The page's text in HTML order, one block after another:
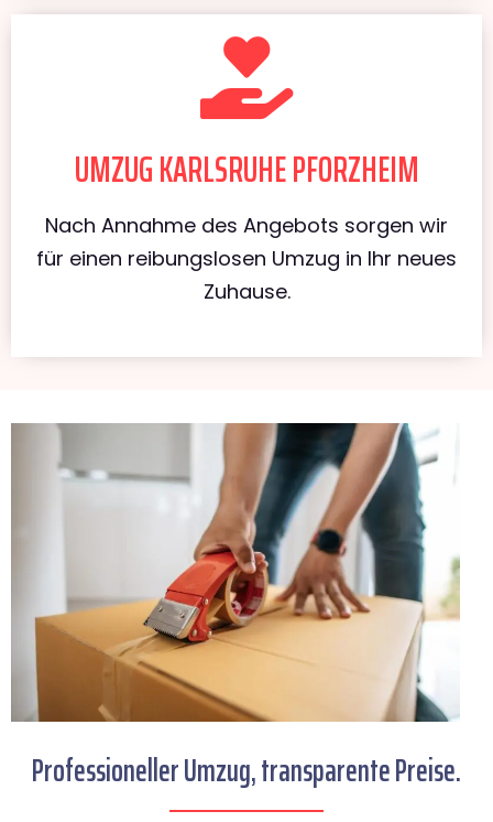
UMZUG KARLSRUHE PFORZHEIM
Nach Annahme des Angebots sorgen wir
für einen reibungslosen Umzug in Ihr neues
Zuhause.
Professioneller Umzug, transparente Preise.